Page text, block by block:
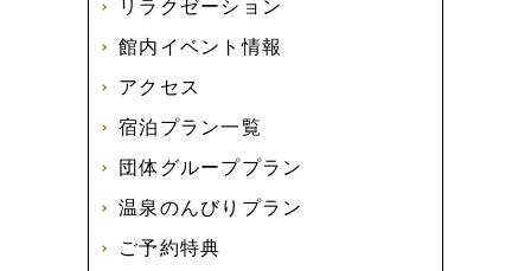
リラクゼーション
館内イベント情報
アクセス
宿泊プラン一覧
団体グループプラン
温泉のんびりプラン
ご予約特典